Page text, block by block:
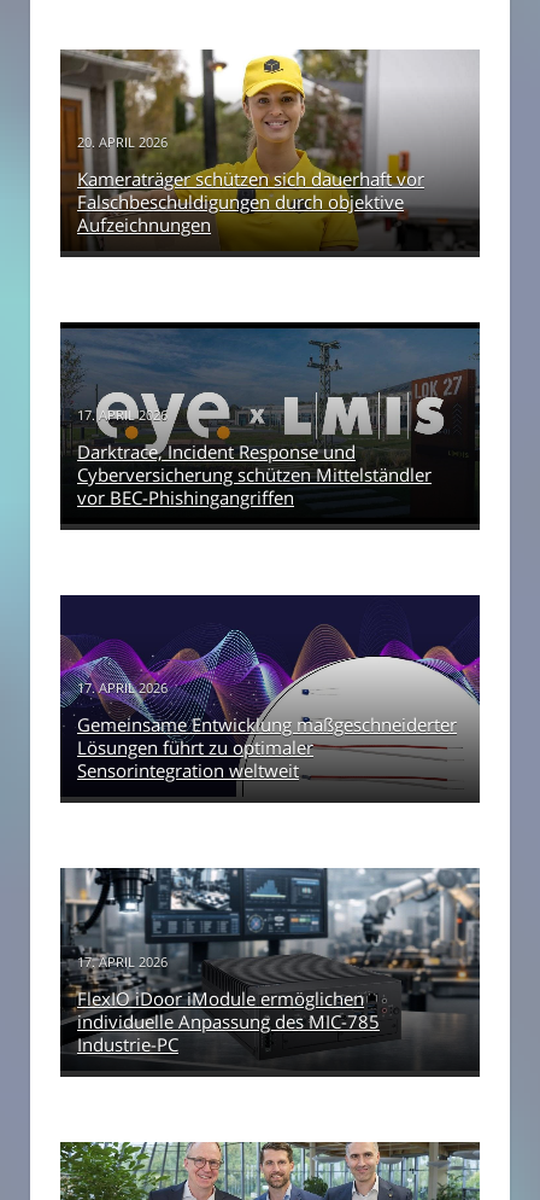
20. APRIL 2026
Kameraträger schützen sich dauerhaft vor
Falschbeschuldigungen durch objektive
Aufzeichnungen
17. APRIL 2026
Darktrace, Incident Response und
Cyberversicherung schützen Mittelständler
vor BEC-Phishingangriffen
17. APRIL 2026
Gemeinsame Entwicklung maßgeschneiderter
Lösungen führt zu optimaler
Sensorintegration weltweit
17. APRIL 2026
FlexIO iDoor iModule ermöglichen
individuelle Anpassung des MIC-785
Industrie-PC